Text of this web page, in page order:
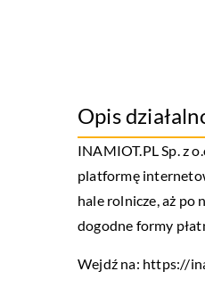
Opis
INAMIOT.PL Sp. z
platformę
hale rolnicze, aż po
dogodne formy
Wejdź na: https://